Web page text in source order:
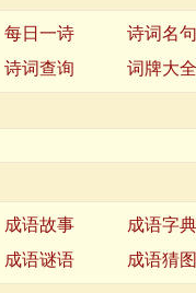
每日一诗 诗词名句
诗词查询 词牌大全
成语故事 成语字典
成语谜语 成语猜图